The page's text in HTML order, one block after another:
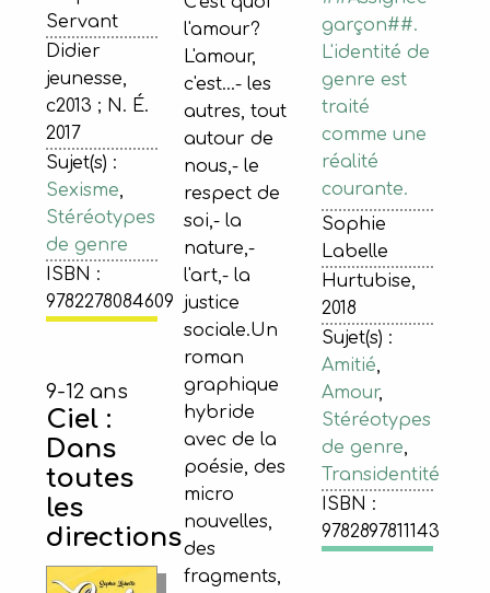
Servant
Didier
jeunesse,
c2013 ; N. É.
2017
Sujet(s) :
Sexisme,
Stéréotypes
de genre
ISBN :
9782278084609
l'amour?
L'amour,
c'est...- les
autres, tout
autour de
nous,- le
respect de
soi,- la
nature,-
l'art,- la
justice
sociale.Un
roman
graphique
hybride
avec de la
poésie, des
micro
nouvelles,
des
fragments,
garçon##.
L'identité de
genre est
traité
comme une
réalité
courante.
Sophie
Labelle
Hurtubise,
2018
Sujet(s) :
Amitié,
Amour,
Stéréotypes
de genre,
Transidentité
ISBN :
9782897811143
9-12 ans
Ciel :
Dans
toutes
les
directions